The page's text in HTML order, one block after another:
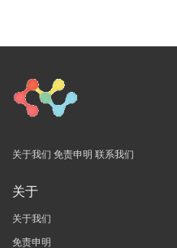
关于我们 免责申明 联系我们
关于
关于我们
免责申明